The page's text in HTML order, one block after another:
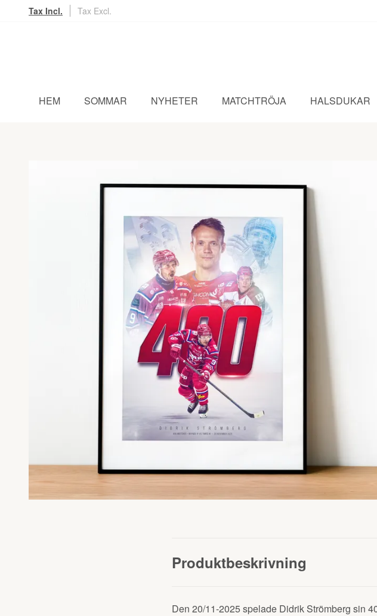
Tax Incl. Tax Excl.
HEM SOMMAR NYHETER MATCHTRÖJA HALSDUKAR
Produktbeskrivning
Den 20/11-2025 spelade Didrik Strömberg sin